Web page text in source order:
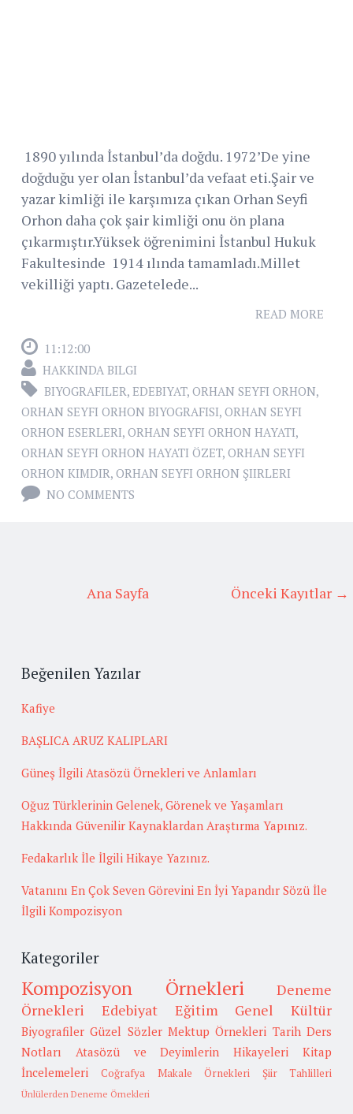
1890 yılında İstanbul’da doğdu. 1972’De yine
doğduğu yer olan İstanbul’da vefaat eti.Şair ve
yazar kimliği ile karşımıza çıkan Orhan Seyfi
Orhon daha çok şair kimliği onu ön plana
çıkarmıştır.Yüksek öğrenimini İstanbul Hukuk
Fakultesinde 1914 ılında tamamladı.Millet
vekilliği yaptı. Gazetelede...
READ MORE
11:12:00
HAKKINDA BILGI
BIYOGRAFILER, EDEBIYAT, ORHAN SEYFI ORHON,
ORHAN SEYFI ORHON BIYOGRAFISI, ORHAN SEYFI
ORHON ESERLERI, ORHAN SEYFI ORHON HAYATI,
ORHAN SEYFI ORHON HAYATI ÖZET, ORHAN SEYFI
ORHON KIMDIR, ORHAN SEYFI ORHON ŞIIRLERI
NO COMMENTS
Önceki Kayıtlar →
Ana Sayfa
Beğenilen Yazılar
Kafiye
BAŞLICA ARUZ KALIPLARI
Güneş İlgili Atasözü Örnekleri ve Anlamları
Oğuz Türklerinin Gelenek, Görenek ve Yaşamları
Hakkında Güvenilir Kaynaklardan Araştırma Yapınız.
Fedakarlık İle İlgili Hikaye Yazınız.
Vatanını En Çok Seven Görevini En İyi Yapandır Sözü İle
İlgili Kompozisyon
Kategoriler
Kompozisyon Örnekleri
Deneme
Örnekleri
Edebiyat Eğitim Genel Kültür
Biyografiler Güzel Sözler Mektup Örnekleri Tarih Ders
Notları
Atasözü ve Deyimlerin Hikayeleri
Kitap
İncelemeleri
Coğrafya Makale Örnekleri Şiir Tahlilleri
Ünlülerden Deneme Örnekleri